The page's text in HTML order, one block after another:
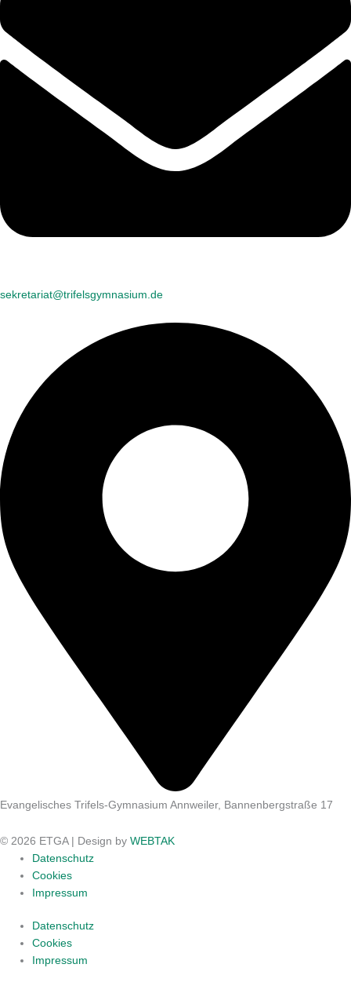
sekretariat@trifelsgymnasium.de
Evangelisches Trifels-Gymnasium Annweiler, Bannenbergstraße 17
© 2026 ETGA | Design by WEBTAK
Datenschutz
Cookies
Impressum
Datenschutz
Cookies
Impressum